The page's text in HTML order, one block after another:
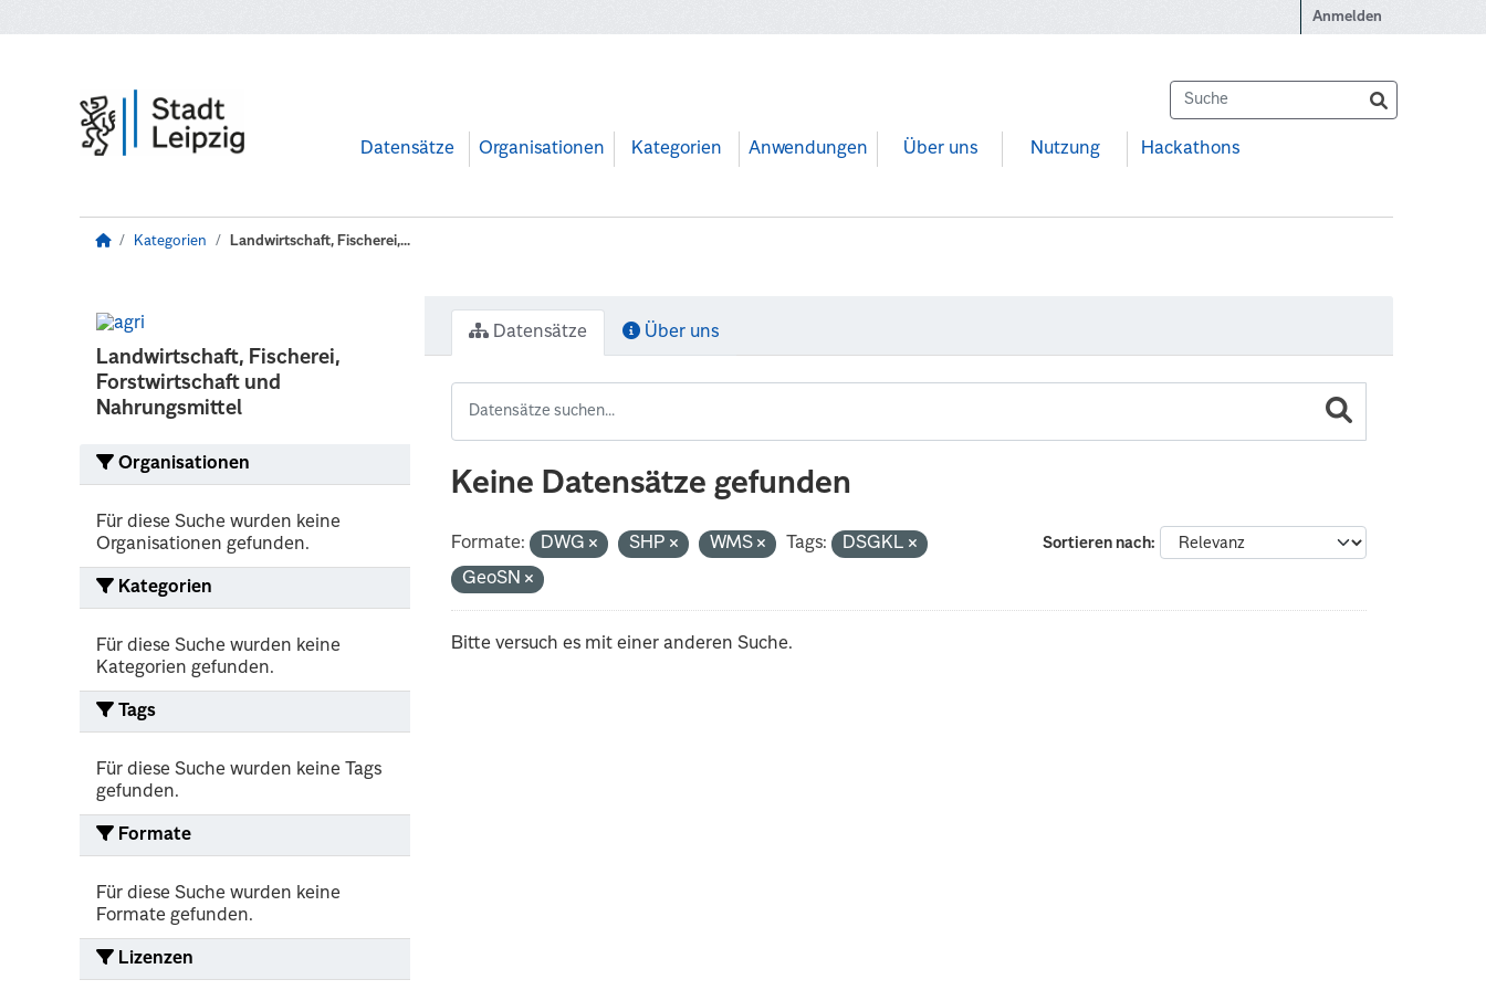
Anmelden
Datensätze Organisationen Kategorien Anwendungen Über uns Nutzung Hackathons
Kategorien Landwirtschaft, Fischerei,...
Landwirtschaft, Fischerei,
Forstwirtschaft und
Nahrungsmittel
Organisationen
Für diese Suche wurden keine
Organisationen gefunden.
Kategorien
Für diese Suche wurden keine
Kategorien gefunden.
Tags
Für diese Suche wurden keine Tags
gefunden.
Formate
Für diese Suche wurden keine
Formate gefunden.
Lizenzen
Datensätze Über uns
Keine Datensätze gefunden
Sortieren nach
Formate: DWG SHP WMS Tags:
DSGKL
GeoSN
Bitte versuch es mit einer anderen Suche.